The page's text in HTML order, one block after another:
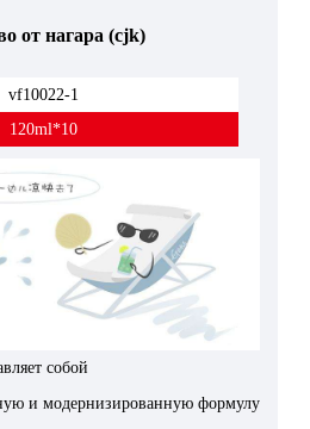
от нагара (cjk)
vf10022-1
120ml*10
собой
и модернизированную формулу